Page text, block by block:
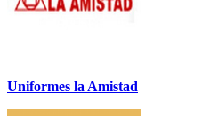
Uniformes la Amistad